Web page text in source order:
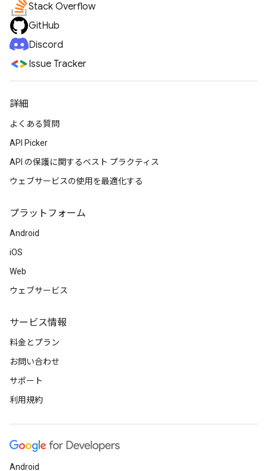
Stack Overflow
GitHub
Discord
Issue Tracker
詳細
よくある質問
API Picker
API の保護に関するベスト プラクティス
ウェブサービスの使用を最適化する
プラットフォーム
Android
iOS
Web
ウェブサービス
サービス情報
料金とプラン
お問い合わせ
サポート
利用規約
Android